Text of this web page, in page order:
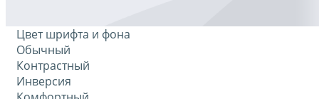
Цвет шрифта и фона
Обычный
Контрастный
Инверсия